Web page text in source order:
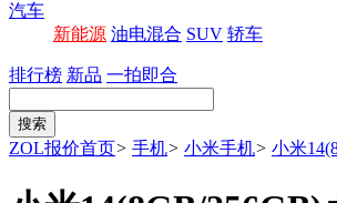
汽车
新能源 油电混合 SUV 轿车
排行榜 新品 一拍即合
ZOL报价首页> 手机> 小米手机> 小米